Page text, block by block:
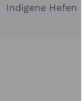
Indigene Hefen